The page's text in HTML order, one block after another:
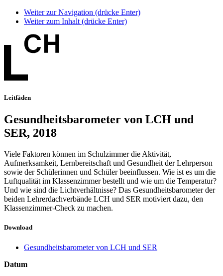
Weiter zur Navigation (drücke Enter)
Weiter zum Inhalt (drücke Enter)
Leitfäden
Gesundheitsbarometer von LCH und
SER, 2018
Viele Faktoren können im Schulzimmer die Aktivität,
Aufmerksamkeit, Lernbereitschaft und Gesundheit der Lehrperson
sowie der Schülerinnen und Schüler beeinflussen. Wie ist es um die
Luftqualität im Klassenzimmer bestellt und wie um die Temperatur?
Und wie sind die Lichtverhältnisse? Das Gesundheitsbarometer der
beiden Lehrerdachverbände LCH und SER motiviert dazu, den
Klassenzimmer-Check zu machen.
Download
Gesundheitsbarometer von LCH und SER
Datum